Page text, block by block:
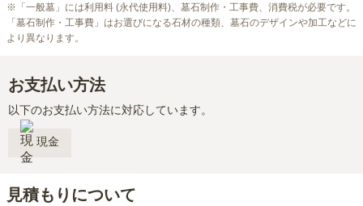
※「一般墓」には利用料 (永代使用料)、墓石制作・工事費、消費税が必要です。
「墓石制作・工事費」はお選びになる石材の種類、墓石のデザインや加工などに
より異なります。
お支払い方法
以下のお支払い方法に対応しています。
現金
見積もりについて